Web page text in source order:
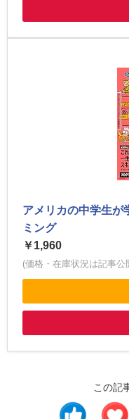
アメリカの中学生が
ミング
￥1,960
(価格・在庫状況は記事
この記